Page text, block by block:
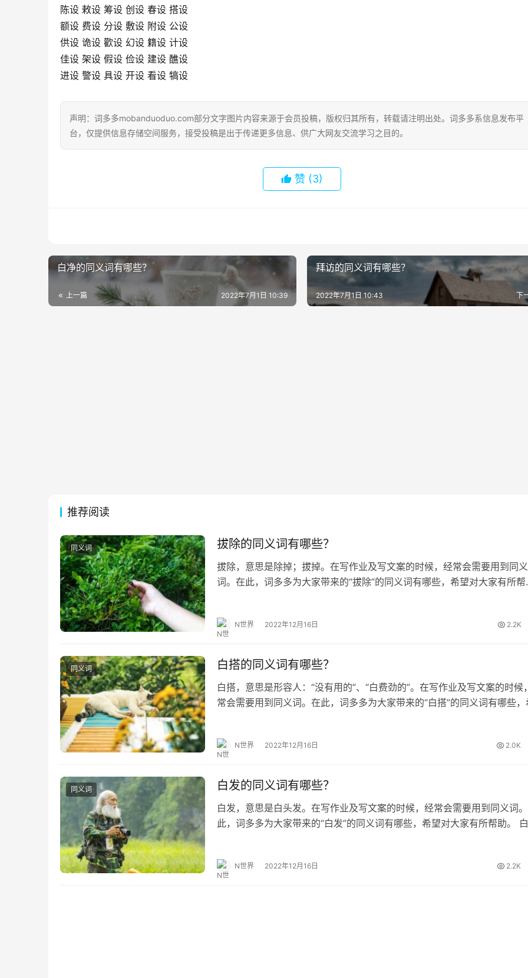
陈设 敕设 筹设 创设 春设 搭设
额设 费设 分设 敷设 附设 公设
供设 诡设 歡设 幻设 籍设 计设
佳设 架设 假设 俭设 建设 醮设
进设 警设 具设 开设 看设 犒设
声明：词多多mobanduoduo.com部分文字图片内容来源于会员投稿，版权归其所有，转载请注明出处。词多多系信息发布平
台，仅提供信息存储空间服务，接受投稿是出于传递更多信息、供广大网友交流学习之目的。
赞 (3)
白净的同义词有哪些？
上一篇 2022年7月1日 10:39
拜访的同义词有哪些？
下
2022年7月1日 10:43
推荐阅读
同义词 拔除的同义词有哪些？
拔除，意思是除掉；拔掉。在写作业及写文案的时候，经常会需要用到同义
词。在此，词多多为大家带来的“拔除”的同义词有哪些，希望对大家有所帮
N世界 2022年12月16日 2.2K
同义词 白搭的同义词有哪些？
白搭，意思是形容人：“没有用的”、“白费劲的”。在写作业及写文案的时候
常会需要用到同义词。在此，词多多为大家带来的“白搭”的同义词有哪些，
N世界 2022年12月16日 2.0K
同义词 白发的同义词有哪些？
白发，意思是白头发。在写作业及写文案的时候，经常会需要用到同义词
此，词多多为大家带来的“白发”的同义词有哪些，希望对大家有所帮助。
N世界 2022年12月16日 2.2K